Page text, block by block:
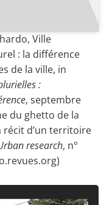
Ville
: la différence
de la ville, in
:
, septembre
du ghetto de la
récit d’un territoire
research, n°